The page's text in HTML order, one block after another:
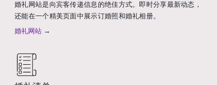
婚礼网站是向宾客传递信息的绝佳方式。即时分享最新动态，
还能在一个精美页面中展示订婚照和婚礼相册。
婚礼网站 →